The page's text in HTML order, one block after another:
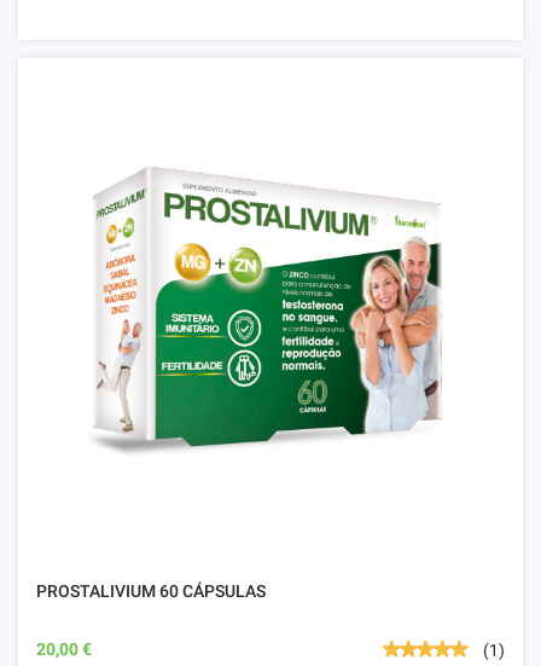
PROSTALIVIUM 60 CÁPSULAS
20,00 € (1)